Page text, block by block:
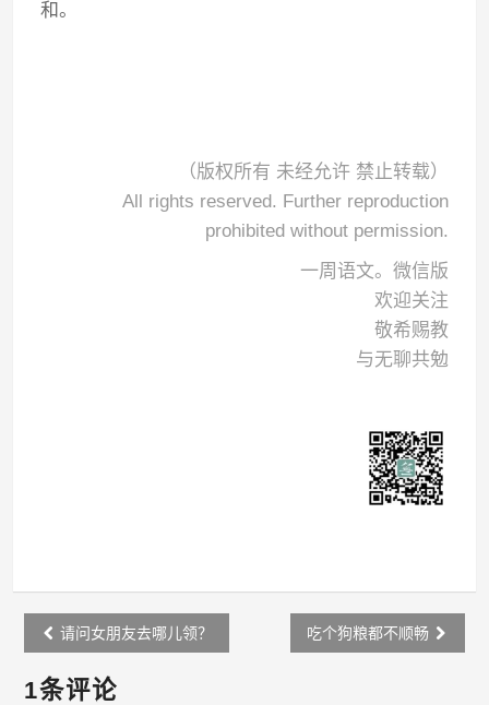
和。
（版权所有 未经允许 禁止转载）
All rights reserved. Further reproduction
prohibited without permission.
一周语文。微信版
欢迎关注
敬希赐教
与无聊共勉
Post
navigation
请问女朋友去哪儿领？ 吃个狗粮都不顺畅
1条评论